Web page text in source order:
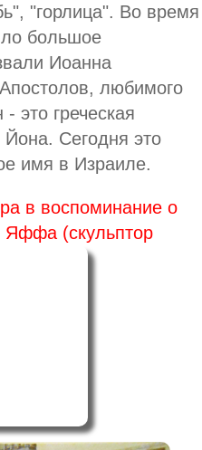
"горлица". Во время
большое
Иоанна
любимого
это греческая
Сегодня это
имя в Израиле.
в воспоминание о
Яффа (скульптор